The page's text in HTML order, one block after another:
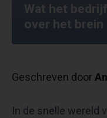
Wat het
over het brein
Geschreven door
In de snelle wereld